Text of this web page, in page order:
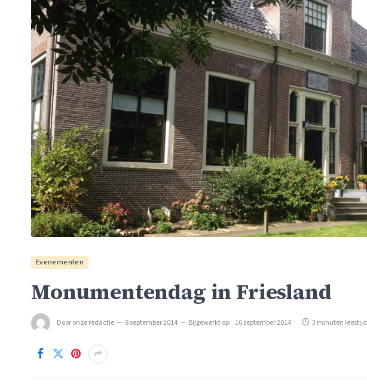
Evenementen
Monumentendag in Friesland
Dooronze redactie 8 september 2014 Bijgewerkt op: 16 september 2014 3 minuten leestijd